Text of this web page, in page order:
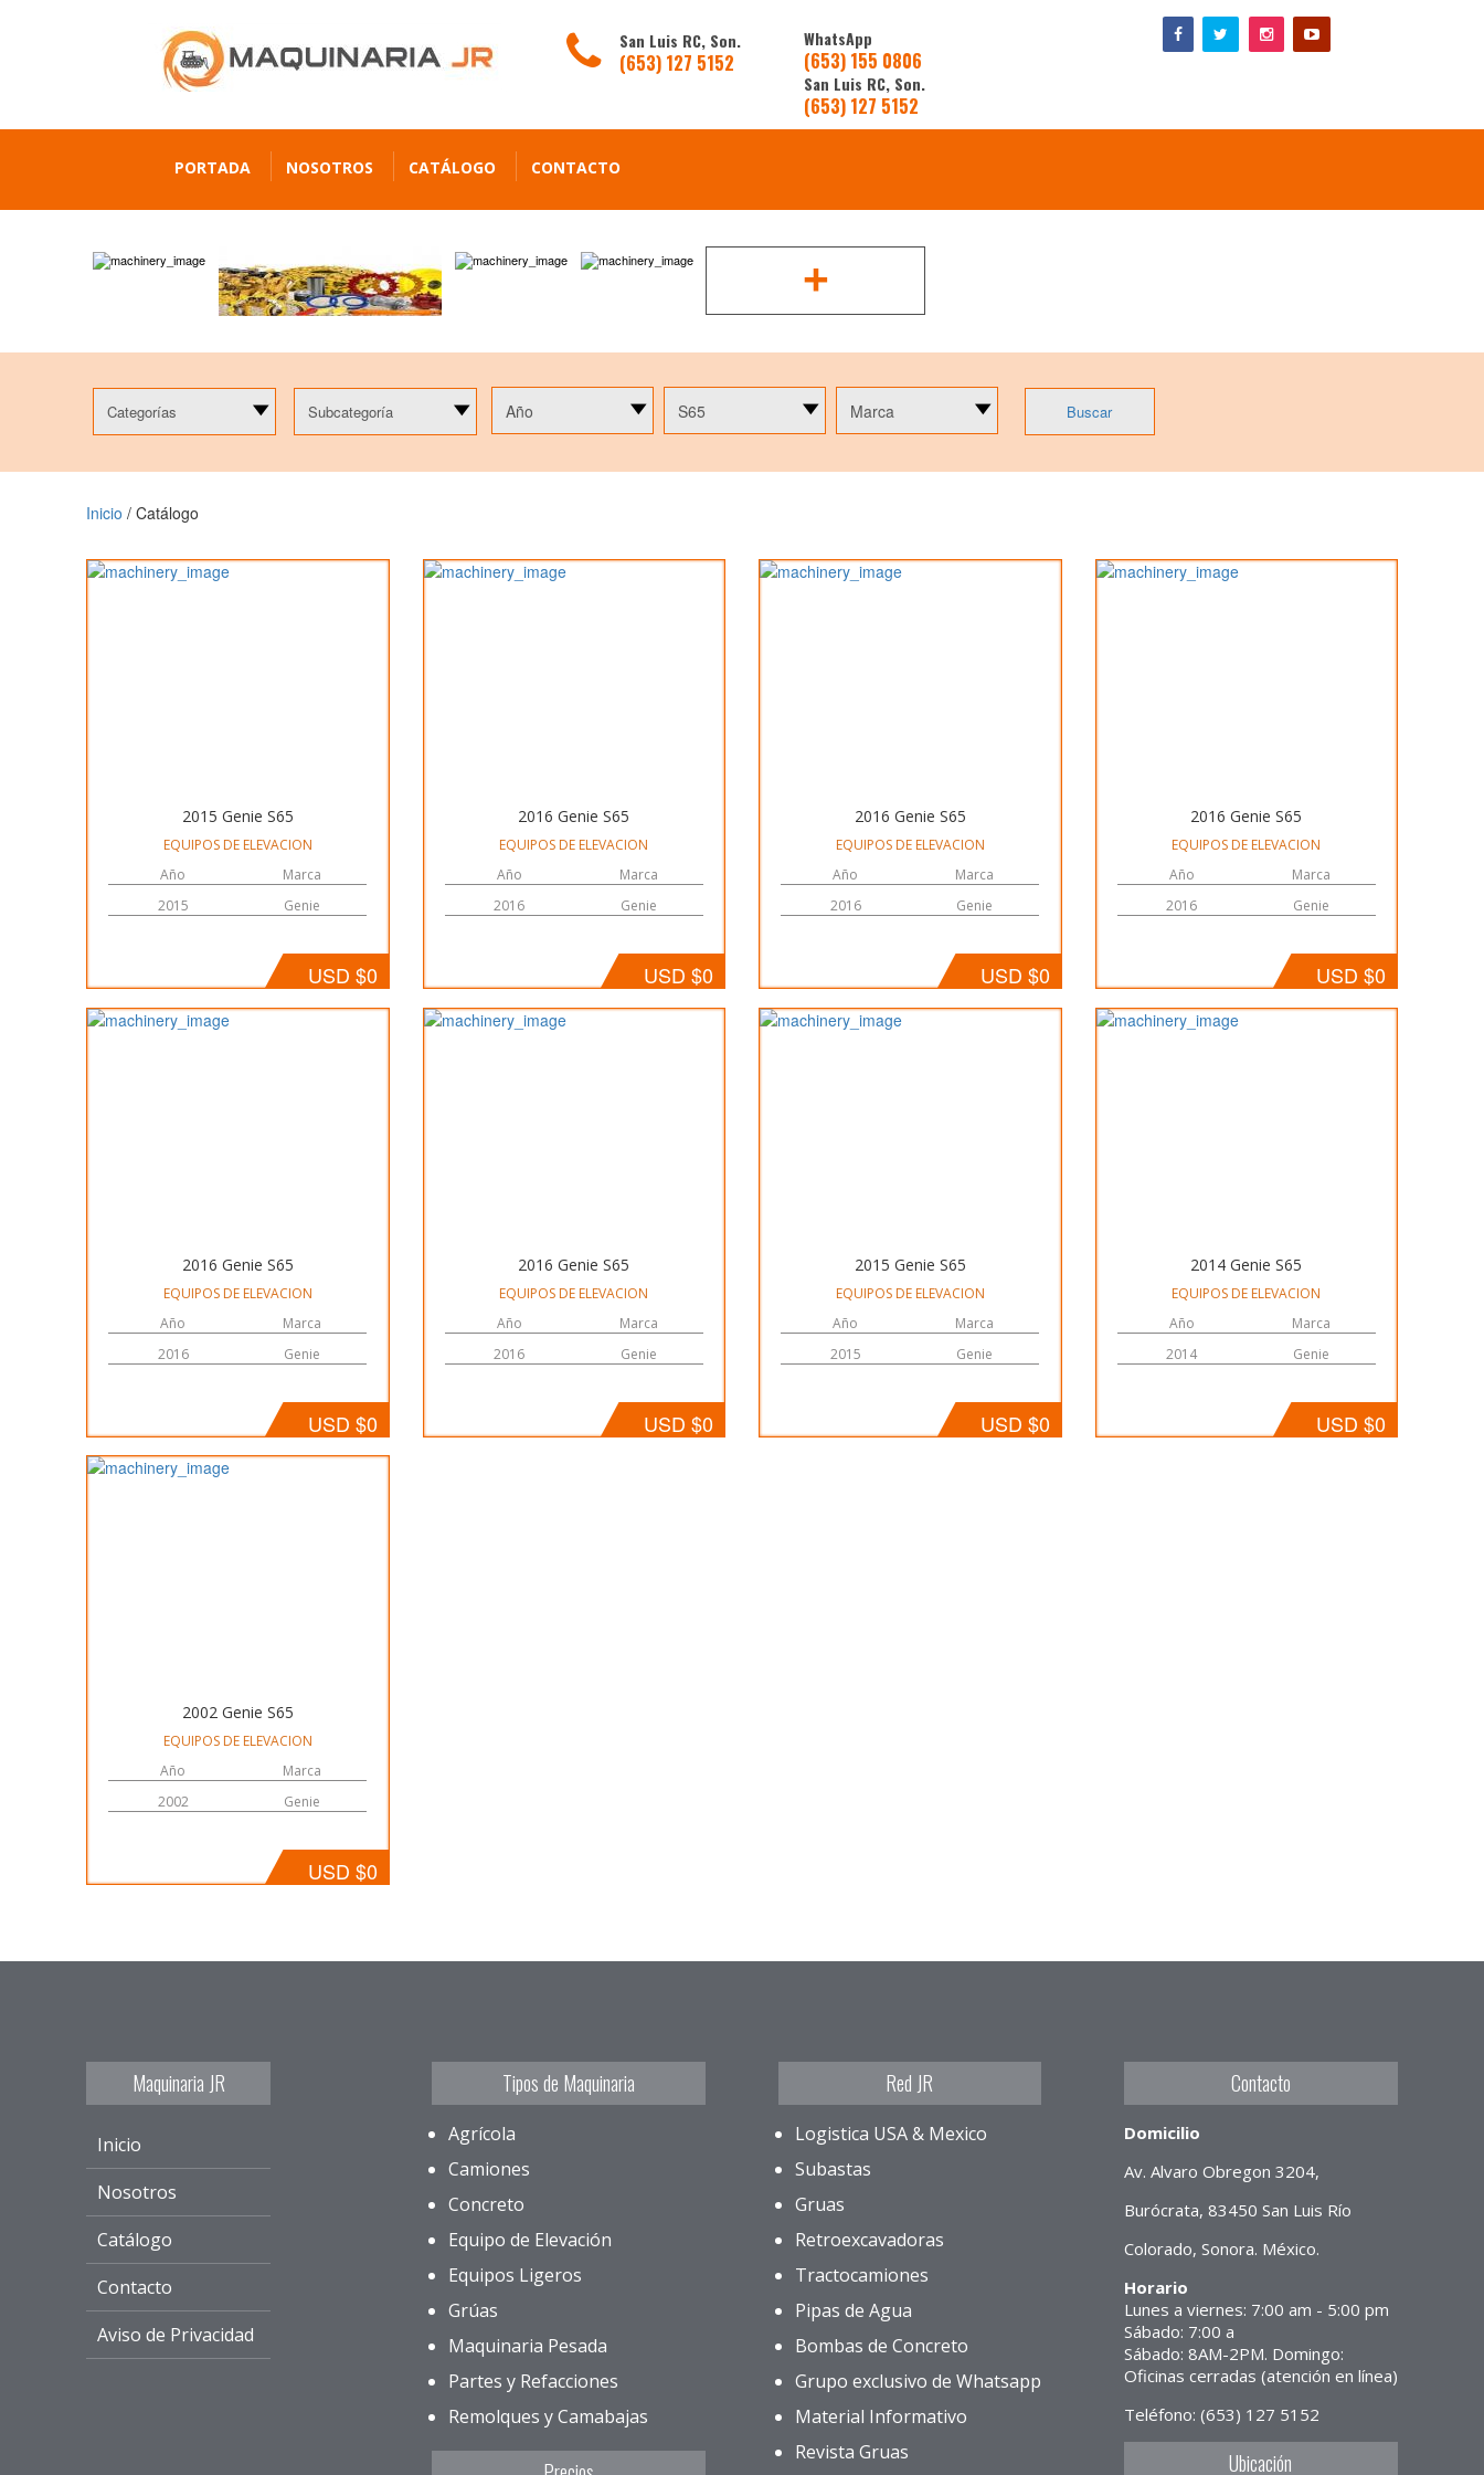
San Luis RC, Son.
(653) 127 5152
WhatsApp
(653) 155 0806
San Luis RC, Son.
(653) 127 5152
PORTADA NOSOTROS CATÁLOGO CONTACTO
Buscar
Inicio / Catálogo
2015 Genie S65
EQUIPOS DE ELEVACION
Año
2015
Marca
Genie
USD $0
2016 Genie S65
EQUIPOS DE ELEVACION
Año
2016
Marca
Genie
USD $0
2016 Genie S65
EQUIPOS DE ELEVACION
Año
2016
Marca
Genie
USD $0
2016 Genie S65
EQUIPOS DE ELEVACION
Año
2016
Marca
Genie
USD $0
2016 Genie S65
EQUIPOS DE ELEVACION
Año
2016
Marca
Genie
USD $0
2016 Genie S65
EQUIPOS DE ELEVACION
Año
2016
Marca
Genie
USD $0
2015 Genie S65
EQUIPOS DE ELEVACION
Año
2015
Marca
Genie
USD $0
2014 Genie S65
EQUIPOS DE ELEVACION
Año
2014
Marca
Genie
USD $0
2002 Genie S65
EQUIPOS DE ELEVACION
Año
2002
Marca
Genie
USD $0
Maquinaria JR
Inicio
Nosotros
Catálogo
Contacto
Aviso de Privacidad
Tipos de Maquinaria
Agrícola
Camiones
Concreto
Equipo de Elevación
Equipos Ligeros
Grúas
Maquinaria Pesada
Partes y Refacciones
Remolques y Camabajas
Red JR
Logistica USA & Mexico
Subastas
Gruas
Retroexcavadoras
Tractocamiones
Pipas de Agua
Bombas de Concreto
Grupo exclusivo de Whatsapp
Material Informativo
Revista Gruas
Contacto
Domicilio
Av. Alvaro Obregon 3204,
Burócrata, 83450 San Luis Río
Colorado, Sonora. México.
Horario
Lunes a viernes: 7:00 am - 5:00 pm
Sábado: 7:00 a
Sábado: 8AM-2PM. Domingo:
Oficinas cerradas (atención en línea)
Teléfono: (653) 127 5152
Ubicación